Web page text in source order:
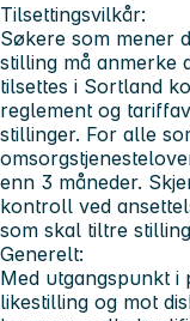
Tilsettingsvilkår:
Søkere som mener
stilling må anmerke
tilsettes i Sortland
reglement og
stillinger. For alle
enn 3 måneder.
kontroll ved
som skal tiltre
Generelt:
Med utgangspunkt
likestilling og mot